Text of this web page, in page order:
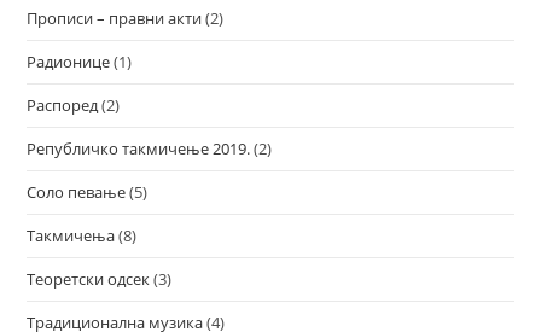
Прописи – правни акти(2)
Радионице(1)
Распоред(2)
Републичко такмичење 2019.(2)
Соло певање(5)
Такмичења(8)
Теоретски одсек(3)
Традиционална музика(4)